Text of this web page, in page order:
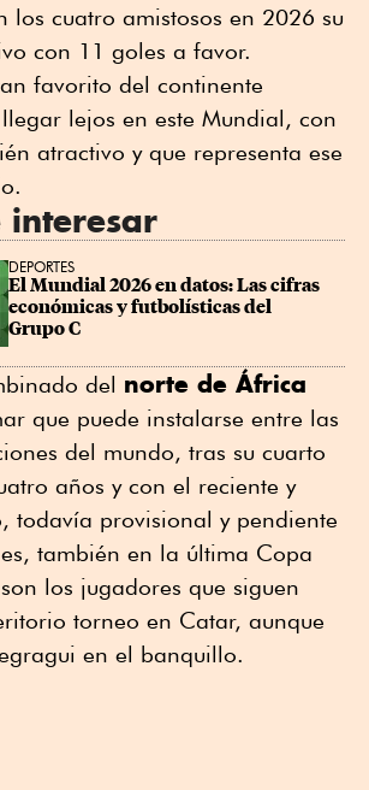
los cuatro amistosos en 2026 su
con 11 goles a favor.
favorito del continente
lejos en este Mundial, con
atractivo y que representa ese
interesar
DEPORTES
El Mundial 2026 en datos: Las cifras
económicas y futbolísticas del
Grupo C
del norte de África
que puede instalarse entre las
del mundo, tras su cuarto
años y con el reciente y
todavía provisional y pendiente
también en la última Copa
los jugadores que siguen
torneo en Catar, aunque
en el banquillo.